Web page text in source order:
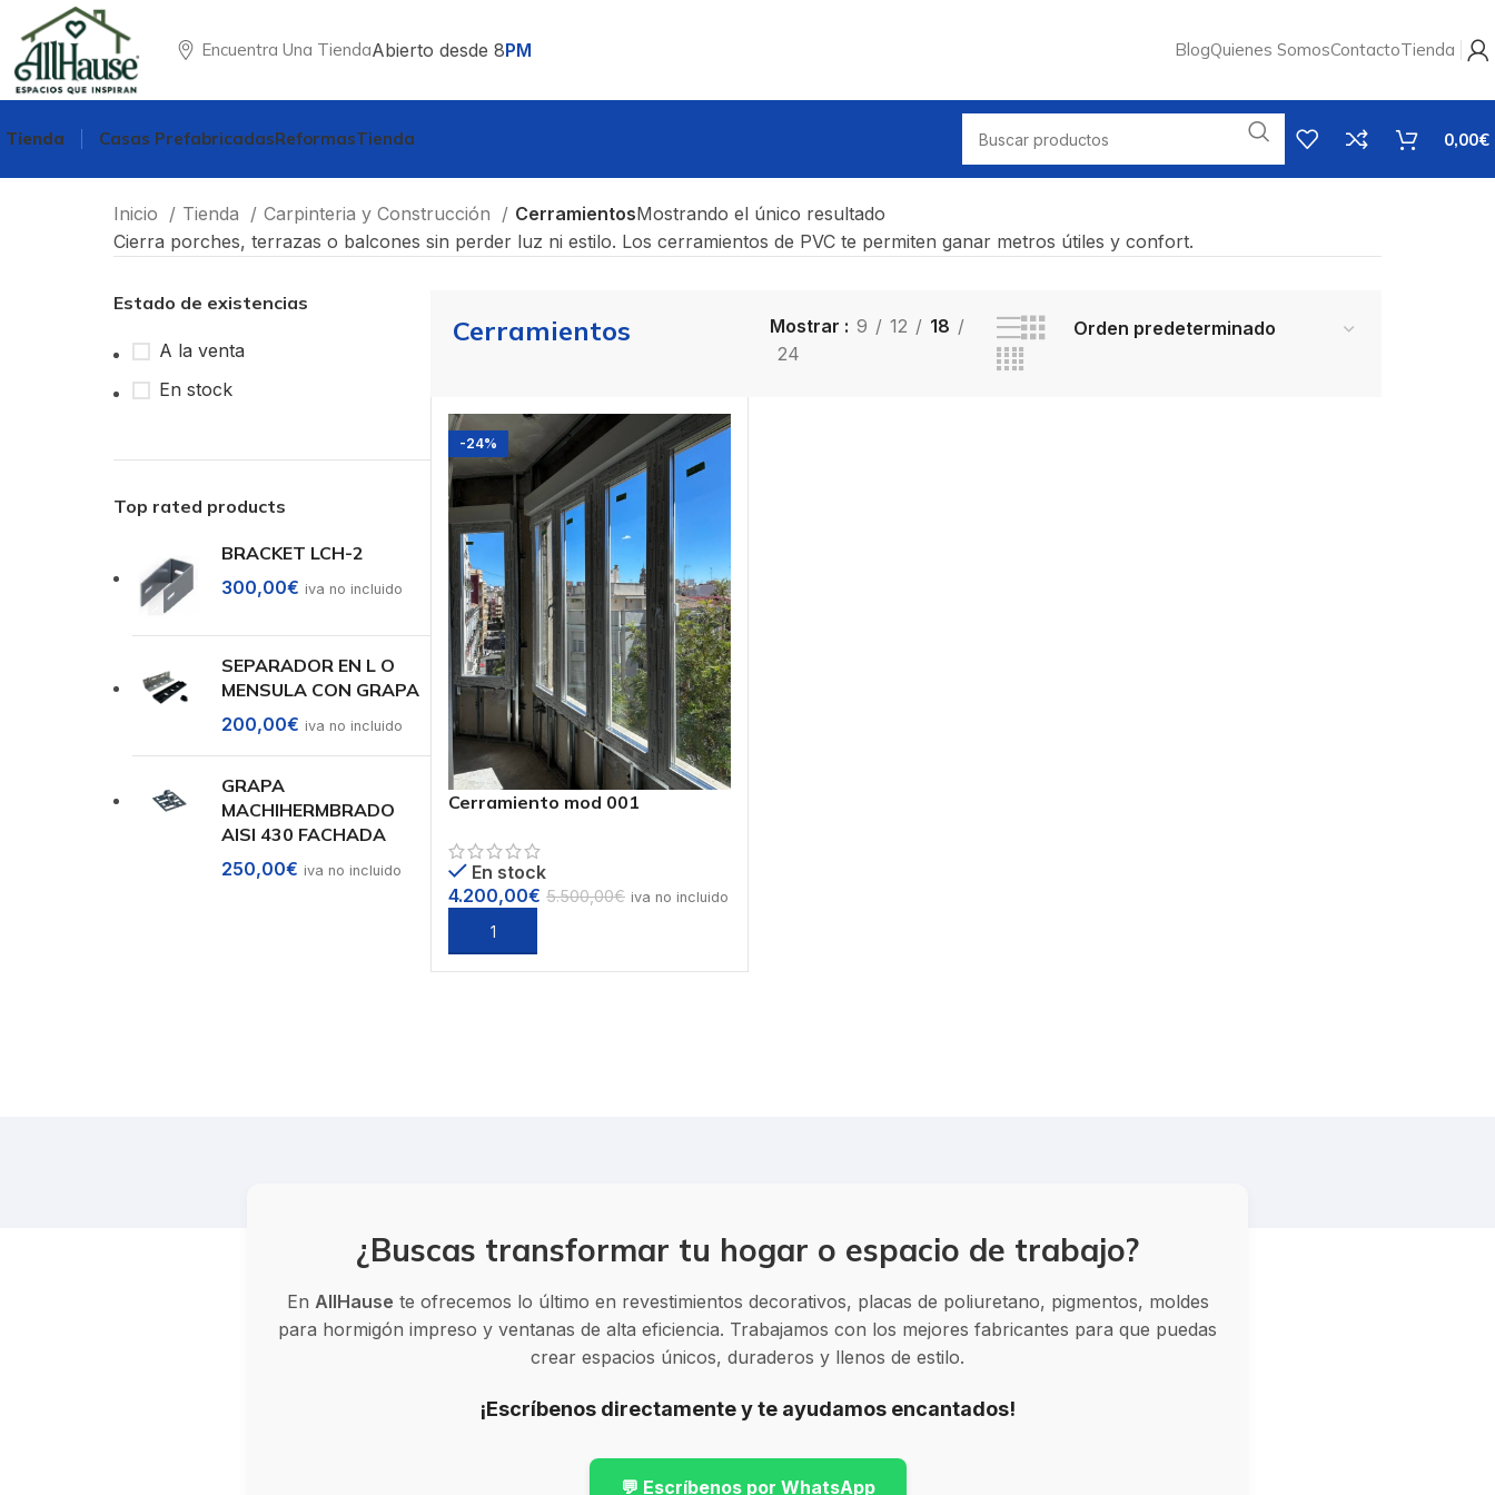
Encuentra Una TiendaAbierto desde 8PM BlogQuienes SomosContactoTienda
Tienda Casas PrefabricadasReformasTienda 0,00€
Inicio Tienda Carpinteria y Construcción CerramientosMostrando el único resultado
Cierra porches, terrazas o balcones sin perder luz ni estilo. Los cerramientos de PVC te permiten ganar metros útiles y confort.
Estado de existencias
A la venta
En stock
Top rated products
BRACKET LCH-2
300,00€ iva no incluido
SEPARADOR EN L O
MENSULA CON GRAPA
200,00€ iva no incluido
GRAPA
MACHIHERMBRADO
AISI 430 FACHADA
250,00€ iva no incluido
Cerramientos Mostrar 9 12
18
24
-24%
Cerramiento mod 001
En stock
4.200,00€ 5.500,00€ iva no incluido
Añadir al carrito
¿Buscas transformar tu hogar o espacio de trabajo?
En AllHause te ofrecemos lo último en revestimientos decorativos, placas de poliuretano, pigmentos, moldes
para hormigón impreso y ventanas de alta eficiencia. Trabajamos con los mejores fabricantes para que puedas
crear espacios únicos, duraderos y llenos de estilo.
¡Escríbenos directamente y te ayudamos encantados!
💬 Escríbenos por WhatsApp